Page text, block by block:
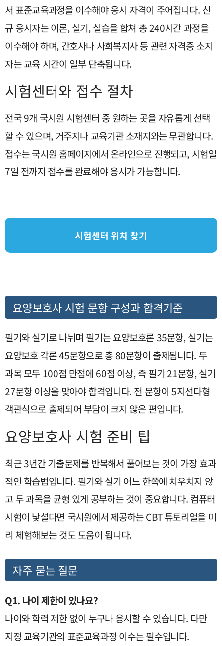
서 표준교육과정을 이수해야 응시 자격이 주어집니다. 신
규 응시자는 이론, 실기, 실습을 합쳐 총 240시간 과정을
이수해야 하며, 간호사나 사회복지사 등 관련 자격증 소지
자는 교육 시간이 일부 단축됩니다.
시험센터와 접수 절차
전국 9개 국시원 시험센터 중 원하는 곳을 자유롭게 선택
할 수 있으며, 거주지나 교육기관 소재지와는 무관합니다.
접수는 국시원 홈페이지에서 온라인으로 진행되고, 시험일
7일 전까지 접수를 완료해야 응시가 가능합니다.
시험센터 위치 찾기
요양보호사 시험 문항 구성과 합격기준
필기와 실기로 나뉘며 필기는 요양보호론 35문항, 실기는
요양보호 각론 45문항으로 총 80문항이 출제됩니다. 두
과목 모두 100점 만점에 60점 이상, 즉 필기 21문항, 실기
27문항 이상을 맞아야 합격입니다. 전 문항이 5지선다형
객관식으로 출제되어 부담이 크지 않은 편입니다.
요양보호사 시험 준비 팁
최근 3년간 기출문제를 반복해서 풀어보는 것이 가장 효과
적인 학습법입니다. 필기와 실기 어느 한쪽에 치우치지 않
고 두 과목을 균형 있게 공부하는 것이 중요합니다. 컴퓨터
시험이 낯설다면 국시원에서 제공하는 CBT 튜토리얼을 미
리 체험해보는 것도 도움이 됩니다.
자주 묻는 질문
Q1. 나이 제한이 있나요?
나이와 학력 제한 없이 누구나 응시할 수 있습니다. 다만
지정 교육기관의 표준교육과정 이수는 필수입니다.